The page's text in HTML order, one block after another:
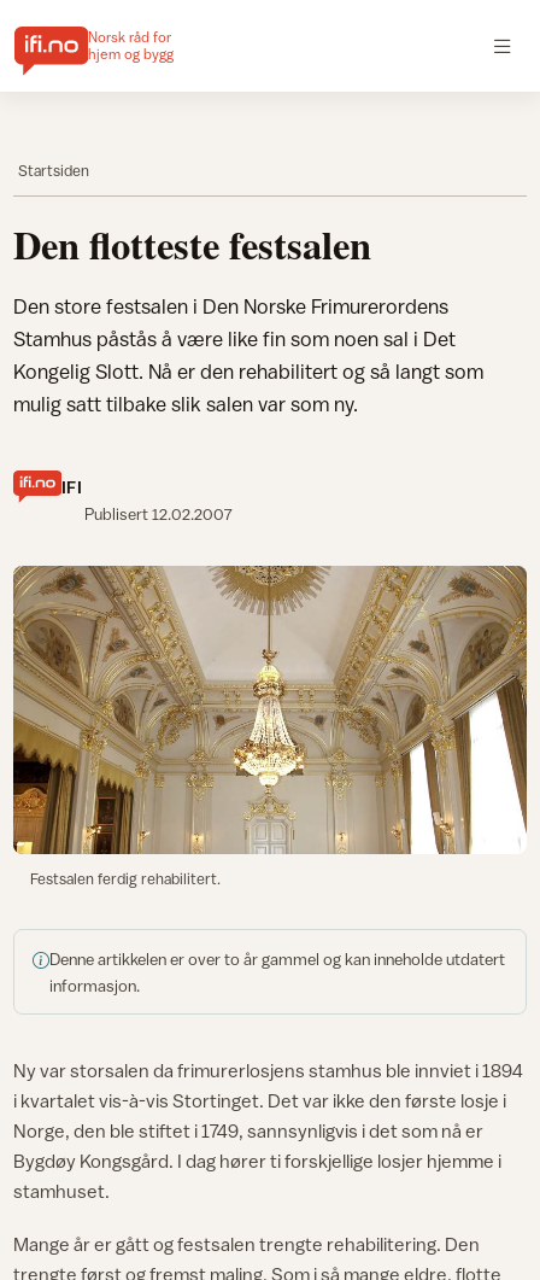
Norsk råd for
hjem og bygg
Startsiden
Den flotteste festsalen
Den store festsalen i Den Norske Frimurerordens
Stamhus påstås å være like fin som noen sal i Det
Kongelig Slott. Nå er den rehabilitert og så langt som
mulig satt tilbake slik salen var som ny.
IFI
Publisert12.02.2007
Festsalen ferdig rehabilitert.
Denne artikkelen er over to år gammel og kan inneholde utdatert
informasjon.
Ny var storsalen da frimurerlosjens stamhus ble innviet i 1894
i kvartalet vis-à-vis Stortinget. Det var ikke den første losje i
Norge, den ble stiftet i 1749, sannsynligvis i det som nå er
Bygdøy Kongsgård. I dag hører ti forskjellige losjer hjemme i
stamhuset.
Mange år er gått og festsalen trengte rehabilitering. Den
trengte først og fremst maling. Som i så mange eldre, flotte